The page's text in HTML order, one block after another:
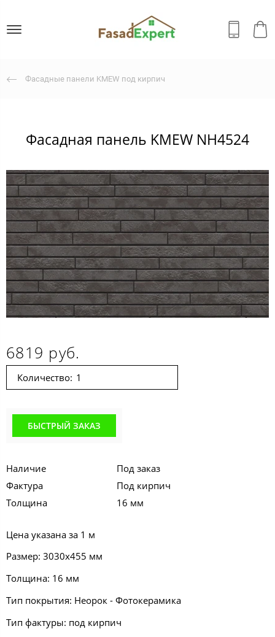
Фасадные панели KMEW под кирпич
Фасадная панель KMEW NH4524
6819 руб.
Количество:
БЫСТРЫЙ ЗАКАЗ
Наличие
Под заказ
Фактура
Под кирпич
Толщина
16 мм
Цена указана за 1 м
Размер: 3030х455 мм
Толщина: 16 мм
Тип покрытия: Неорок - Фотокерамика
Тип фактуры: под кирпич